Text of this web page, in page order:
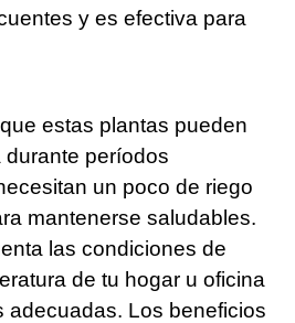
y es efectiva para
estas plantas pueden
períodos
un poco de riego
mantenerse saludables.
las condiciones de
de tu hogar u oficina
adecuadas. Los beneficios